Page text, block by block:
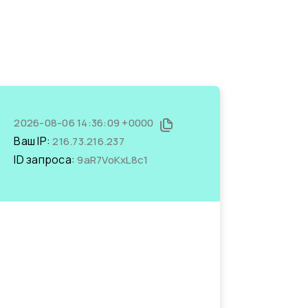
2026-08-06 14:36:09 +0000
Ваш IP:216.73.216.237
ID запроса:9aR7VoKxL8c1